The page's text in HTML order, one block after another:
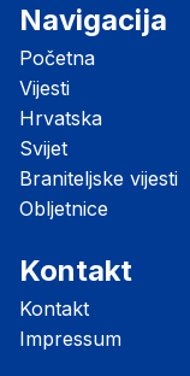
Navigacija
Početna
Vijesti
Hrvatska
Svijet
Braniteljske vijesti
Obljetnice
Kontakt
Kontakt
Impressum